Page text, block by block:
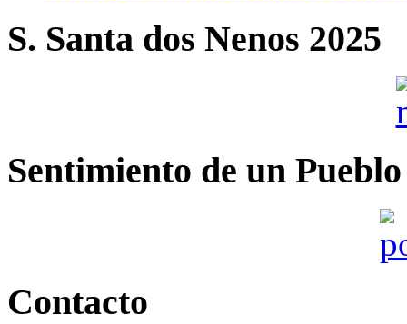
S. Santa dos Nenos 2025
Sentimiento de un Pueblo
Contacto